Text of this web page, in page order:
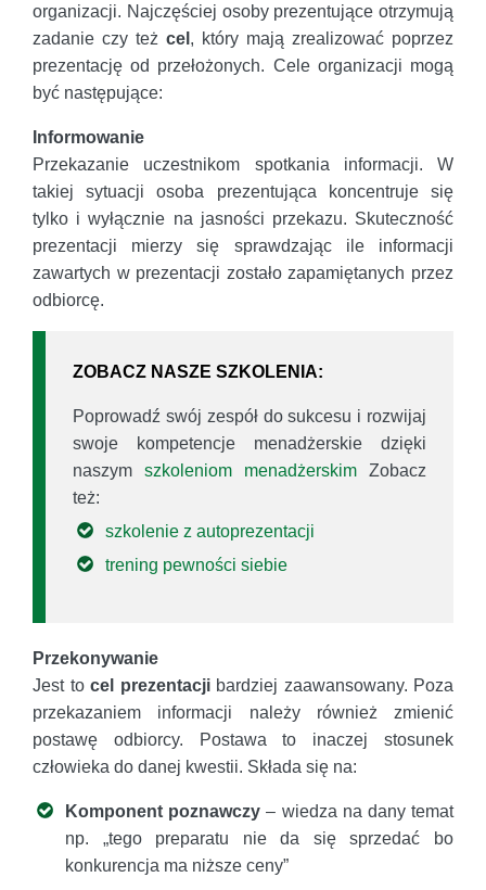
organizacji. Najczęściej osoby prezentujące otrzymują
zadanie czy też cel , który mają zrealizować poprzez
prezentację od przełożonych. Cele organizacji mogą
być następujące:
Informowanie
Przekazanie uczestnikom spotkania informacji. W
takiej sytuacji osoba prezentująca koncentruje się
tylko i wyłącznie na jasności przekazu. Skuteczność
prezentacji mierzy się sprawdzając ile informacji
zawartych w prezentacji zostało zapamiętanych przez
odbiorcę.
ZOBACZ NASZE SZKOLENIA:
Poprowadź swój zespół do sukcesu i rozwijaj
swoje kompetencje menadżerskie dzięki
naszym szkoleniom menadżerskim Zobacz
też:
szkolenie z autoprezentacji
trening pewności siebie
Przekonywanie
Jest to cel prezentacjibardziej zaawansowany. Poza
przekazaniem informacji należy również zmienić
postawę odbiorcy. Postawa to inaczej stosunek
człowieka do danej kwestii. Składa się na:
Komponent poznawczy – wiedza na dany temat
np. „tego preparatu nie da się sprzedać bo
konkurencja ma niższe ceny”